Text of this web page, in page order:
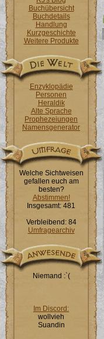
Buchübersicht
Buchdetails
Handlung
Kurzgeschichte
Weitere Produkte
Enzyklopädie
Personen
Heraldik
Alte Sprache
Prophezeiungen
Namensgenerator
Welche Sichtweisen
gefallen euch am
besten?
Abstimmen!
Insgesamt: 481
Verbleibend: 84
Umfragearchiv
Niemand :`(
Im Discord:
wollvieh
Suandin